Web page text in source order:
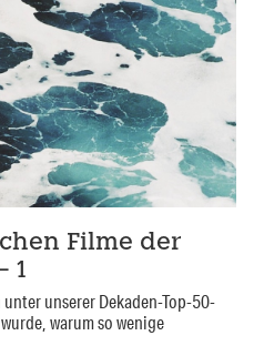
Filme der
1
unserer Dekaden-Top-50-
warum so wenige